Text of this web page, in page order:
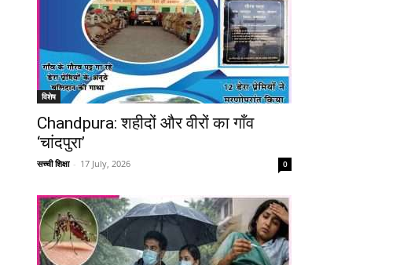
Telegram Copy URL
विशेष
Chandpura: शहीदों और वीरों का गाँव
‘चांदपुरा’
सच्ची शिक्षा - 17 July, 2026 0